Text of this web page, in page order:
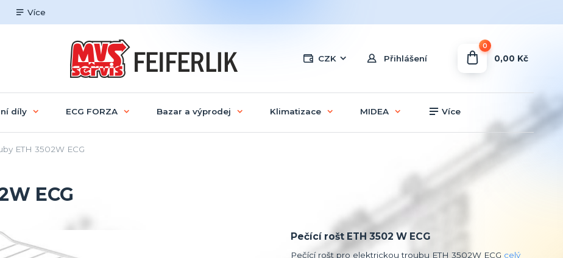
Více
CZK Přihlášení
0
0,00 Kč
díly ECG FORZA Bazar a výprodej Klimatizace MIDEA Více
ETH 3502W ECG
ECG
Pečící rošt ETH 3502 W ECG
Pečící rošt pro elektrickou troubu ETH 3502W ECG celý